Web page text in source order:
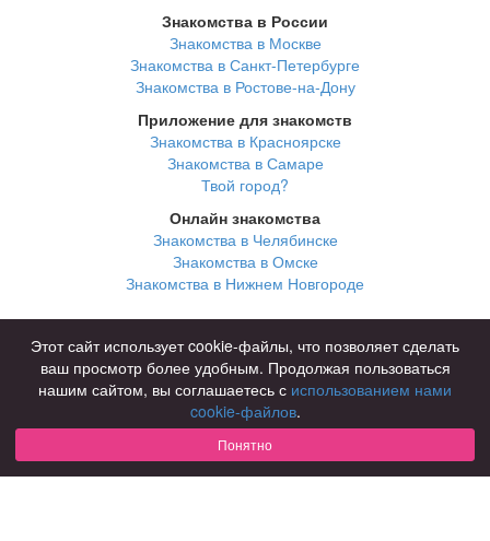
Знакомства в России
Знакомства в Москве
Знакомства в Санкт-Петербурге
Знакомства в Ростове-на-Дону
Приложение для знакомств
Знакомства в Красноярске
Знакомства в Самаре
Твой город?
Онлайн знакомства
Знакомства в Челябинске
Знакомства в Омске
Знакомства в Нижнем Новгороде
Для чего
для брака и создания семьи
для любви и с/о
для дружбы
для взрослых
В возрасте
за 40 лет
Этот сайт использует cookie-файлы, что позволяет сделать
ваш просмотр более удобным. Продолжая пользоваться
нашим сайтом, вы соглашаетесь с использованием нами
cookie-файлов.
Понятно